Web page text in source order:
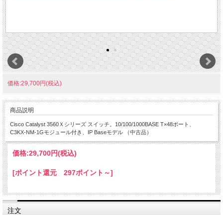
価格:29,700円(税込)
商品説明
Cisco Catalyst 3560Ｘシリーズ スイッチ。10/100/1000BASE T×48ポート、
C3KX-NM-1Gモジュール付き、IP Baseモデル （中古品）
価格:29,700円(税込)
[ポイント還元 297ポイント～]
注文